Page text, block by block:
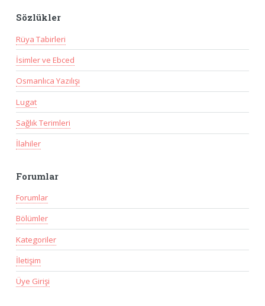
Sözlükler
Rüya Tabirleri
İsimler ve Ebced
Osmanlıca Yazılışı
Lugat
Sağlık Terimleri
İlahiler
Forumlar
Forumlar
Bölümler
Kategoriler
İletişim
Üye Girişi